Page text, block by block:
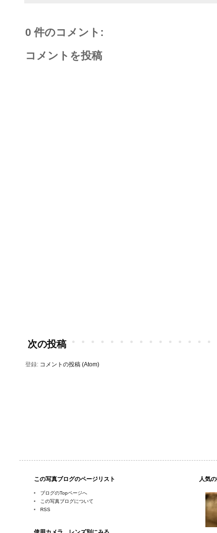
0 件のコメント:
コメントを投稿
次の投稿
登録: コメントの投稿 (Atom)
この写真ブログのページリスト
ブログのTopページへ
この写真ブログについて
RSS
人気